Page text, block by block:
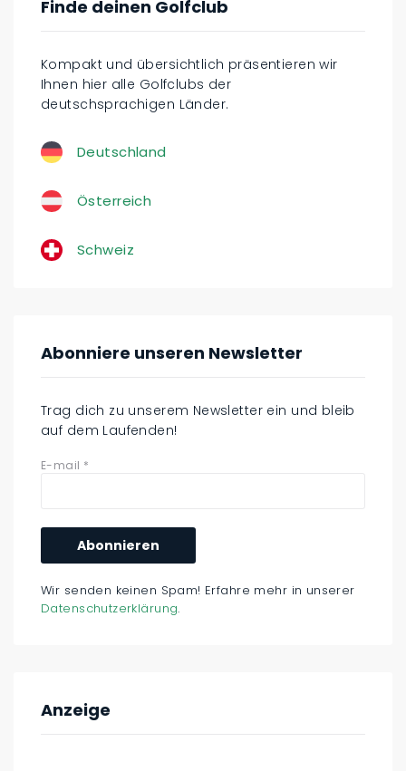
Finde deinen Golfclub
Kompakt und übersichtlich präsentieren wir
Ihnen hier alle Golfclubs der
deutschsprachigen Länder.
Deutschland
Österreich
Schweiz
Abonniere unseren Newsletter
Trag dich zu unserem Newsletter ein und bleib
auf dem Laufenden!
E-mail *
Wir senden keinen Spam! Erfahre mehr in unserer
Datenschutzerklärung.
Anzeige